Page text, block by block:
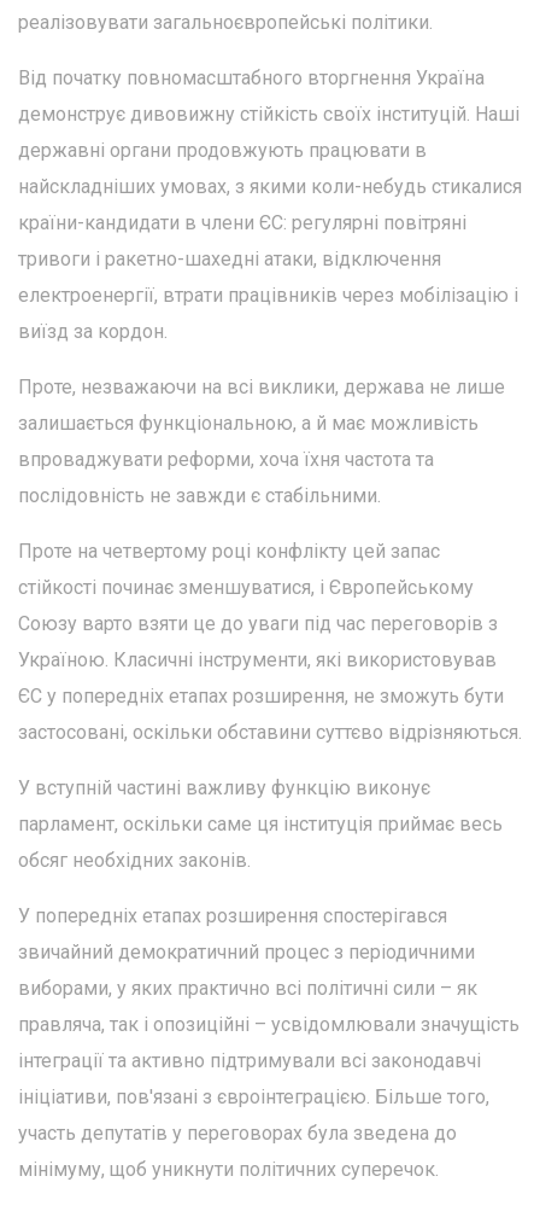
реалізовувати загальноєвропейські політики.
Від початку повномасштабного вторгнення Україна
демонструє дивовижну стійкість своїх інституцій. Наші
державні органи продовжують працювати в
найскладніших умовах, з якими коли-небудь стикалися
країни-кандидати в члени ЄС: регулярні повітряні
тривоги і ракетно-шахедні атаки, відключення
електроенергії, втрати працівників через мобілізацію і
виїзд за кордон.
Проте, незважаючи на всі виклики, держава не лише
залишається функціональною, а й має можливість
впроваджувати реформи, хоча їхня частота та
послідовність не завжди є стабільними.
Проте на четвертому році конфлікту цей запас
стійкості починає зменшуватися, і Європейському
Союзу варто взяти це до уваги під час переговорів з
Україною. Класичні інструменти, які використовував
ЄС у попередніх етапах розширення, не зможуть бути
застосовані, оскільки обставини суттєво відрізняються.
У вступній частині важливу функцію виконує
парламент, оскільки саме ця інституція приймає весь
обсяг необхідних законів.
У попередніх етапах розширення спостерігався
звичайний демократичний процес з періодичними
виборами, у яких практично всі політичні сили – як
правляча, так і опозиційні – усвідомлювали значущість
інтеграції та активно підтримували всі законодавчі
ініціативи, пов'язані з євроінтеграцією. Більше того,
участь депутатів у переговорах була зведена до
мінімуму, щоб уникнути політичних суперечок.